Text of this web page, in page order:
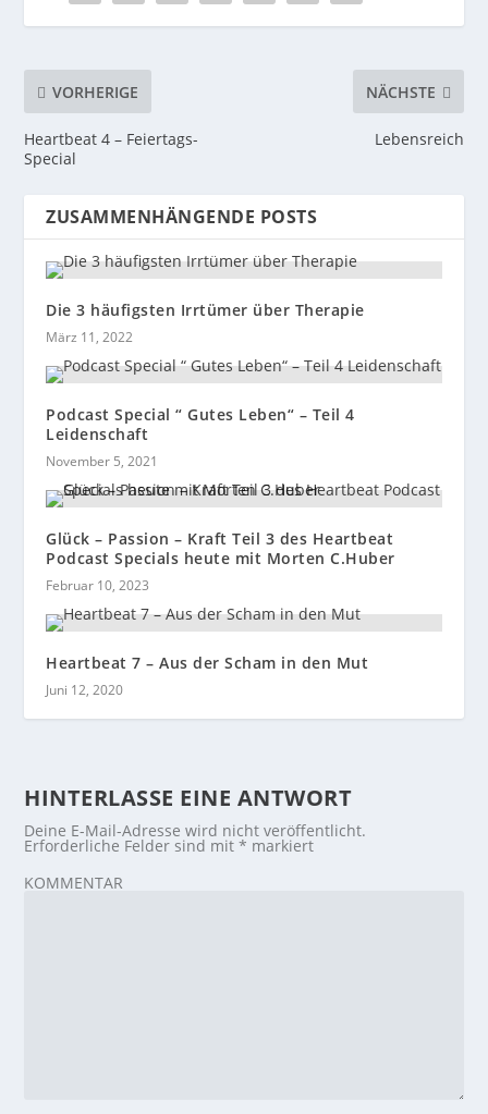
VORHERIGE
Heartbeat 4 – Feiertags-
Special
NÄCHSTE
Lebensreich
ZUSAMMENHÄNGENDE POSTS
Die 3 häufigsten Irrtümer über Therapie
März 11, 2022
Podcast Special “ Gutes Leben“ – Teil 4
Leidenschaft
November 5, 2021
Glück – Passion – Kraft Teil 3 des Heartbeat
Podcast Specials heute mit Morten C.Huber
Februar 10, 2023
Heartbeat 7 – Aus der Scham in den Mut
Juni 12, 2020
HINTERLASSE EINE ANTWORT
Deine E-Mail-Adresse wird nicht veröffentlicht.
Erforderliche Felder sind mit* markiert
KOMMENTAR